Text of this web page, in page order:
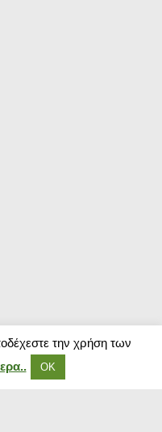
την χρήση των
ΟΚ